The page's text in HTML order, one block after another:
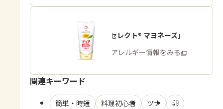
「ピュアセレクト® マヨネーズ」
商品・アレルギー情報をみる
関連キーワード
簡単・時短 料理初心者 ツナ
卵